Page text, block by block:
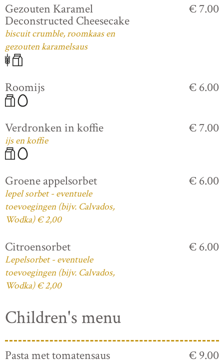
Gezouten Karamel
Deconstructed Cheesecake
biscuit crumble, roomkaas en
gezouten karamelsaus
€ 7.00
Roomijs € 6.00
Verdronken in koffie
ijs en koffie
€ 7.00
Groene appelsorbet
lepel sorbet - eventuele
toevoegingen (bijv. Calvados,
Wodka) € 2,00
€ 6.00
Citroensorbet
Lepelsorbet - eventuele
toevoegingen (bijv. Calvados,
Wodka) € 2,00
€ 6.00
Children's menu
Pasta met tomatensaus € 9.00